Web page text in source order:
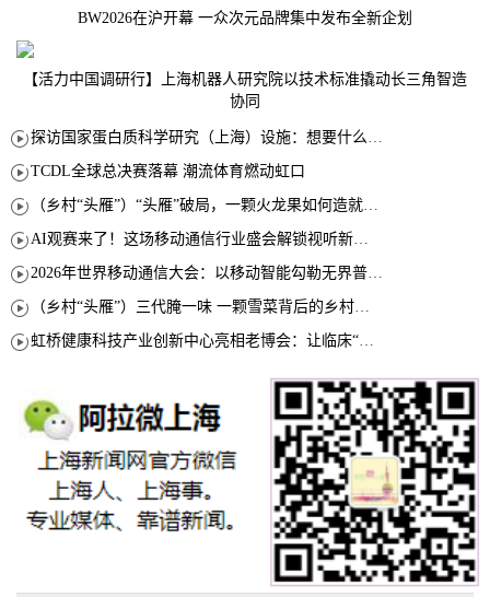
BW2026在沪开幕 一众次元品牌集中发布全新企划
【活力中国调研行】上海机器人研究院以技术标准撬动长三角智造
协同
探访国家蛋白质科学研究（上海）设施：想要什么蛋白 AI直接设计合成
TCDL全球总决赛落幕 潮流体育燃动虹口
（乡村“头雁”）“头雁”破局，一颗火龙果如何造就沪上乡村特色产业化路径
AI观赛来了！这场移动通信行业盛会解锁视听新玩法
2026年世界移动通信大会：以移动智能勾勒无界普惠新愿景
（乡村“头雁”）三代腌一味 一颗雪菜背后的乡村致富经
虹桥健康科技产业创新中心亮相老博会：让临床“需求”定义银发经济新生态